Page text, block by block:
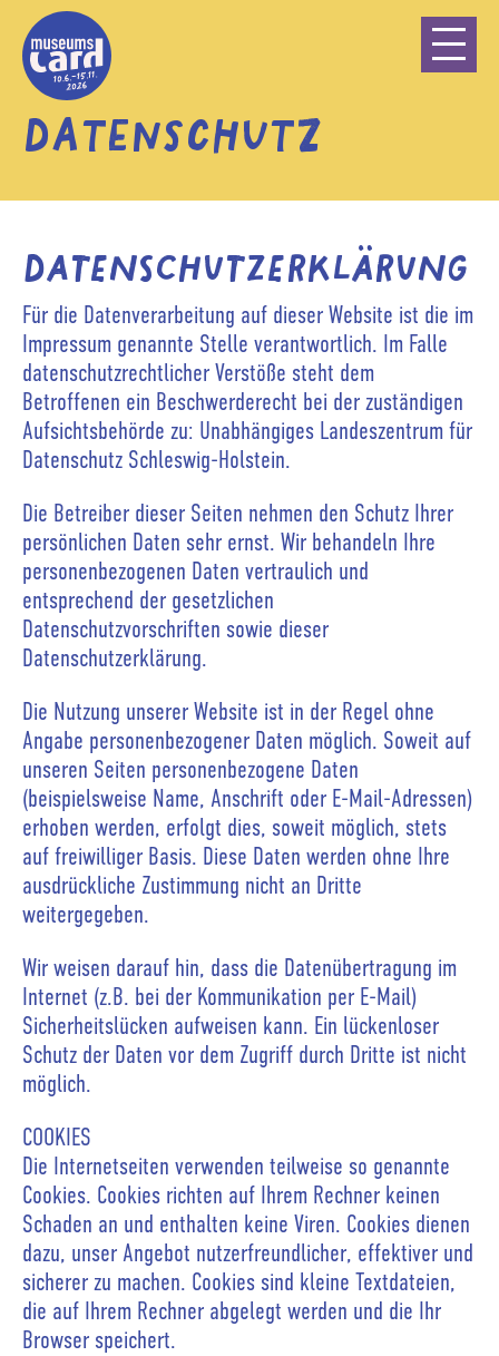
STARTSEITE
INFOS UND FAQ
GEWINNSPIEL
DANSK
LEICHTE SPRACHE
ENGLISH
DATENSCHUTZ
Datenschutzerklärung
Für die Datenverarbeitung auf dieser Website ist die im
Impressum genannte Stelle verantwortlich. Im Falle
datenschutzrechtlicher Verstöße steht dem
Betroffenen ein Beschwerderecht bei der zuständigen
Aufsichtsbehörde zu: Unabhängiges Landeszentrum für
Datenschutz Schleswig-Holstein.
Die Betreiber dieser Seiten nehmen den Schutz Ihrer
persönlichen Daten sehr ernst. Wir behandeln Ihre
personenbezogenen Daten vertraulich und
entsprechend der gesetzlichen
Datenschutzvorschriften sowie dieser
Datenschutzerklärung.
Die Nutzung unserer Website ist in der Regel ohne
Angabe personenbezogener Daten möglich. Soweit auf
unseren Seiten personenbezogene Daten
(beispielsweise Name, Anschrift oder E-Mail-Adressen)
erhoben werden, erfolgt dies, soweit möglich, stets
auf freiwilliger Basis. Diese Daten werden ohne Ihre
ausdrückliche Zustimmung nicht an Dritte
weitergegeben.
Wir weisen darauf hin, dass die Datenübertragung im
Internet (z.B. bei der Kommunikation per E-Mail)
Sicherheitslücken aufweisen kann. Ein lückenloser
Schutz der Daten vor dem Zugriff durch Dritte ist nicht
möglich.
COOKIES
Die Internetseiten verwenden teilweise so genannte
Cookies. Cookies richten auf Ihrem Rechner keinen
Schaden an und enthalten keine Viren. Cookies dienen
dazu, unser Angebot nutzerfreundlicher, effektiver und
sicherer zu machen. Cookies sind kleine Textdateien,
die auf Ihrem Rechner abgelegt werden und die Ihr
Browser speichert.